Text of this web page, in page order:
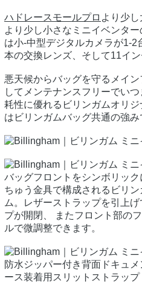
ハドレースモールプロ より少し
より少し小さなミニイベンタ
は小-中型デジタルカメラが1-
本の交換レンズ、そして11イ
悪天候からバッグを守るメイ
してメンテナンスフリーでい
耗性に優れるビリンガムオリ
はビリンガムバッグ共通の強み
バッグフロントをシンボリッ
ちゅう金具で構成されるビリ
ム。レザーストラップを引上
プが開閉、 またフロント部の
ルで微調整できます。
防水ジッパー付き背面ドキュ
ース装着用スリットストラップ